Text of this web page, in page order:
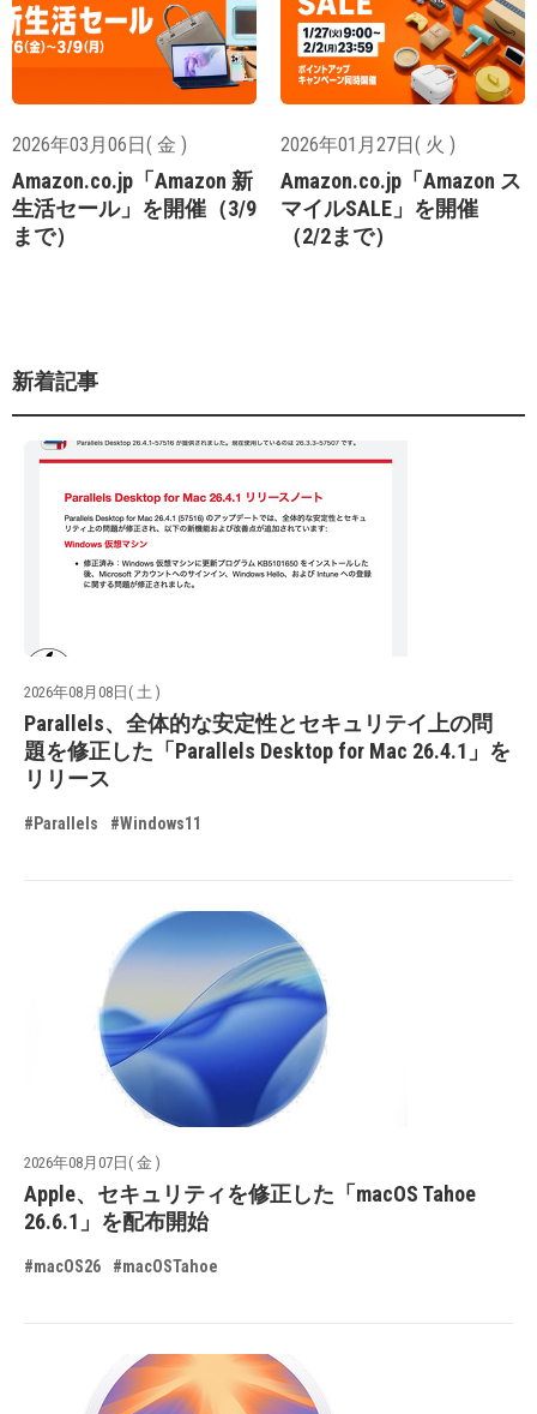
2026年03月06日( 金 )
Amazon.co.jp「Amazon 新
生活セール」を開催（3/9
まで）
2026年01月27日( 火 )
Amazon.co.jp「Amazon ス
マイルSALE」を開催
（2/2まで）
新着記事
2026年08月08日( 土 )
Parallels、全体的な安定性とセキュリテイ上の問
題を修正した「Parallels Desktop for Mac 26.4.1」を
リリース
#Parallels #Windows11
2026年08月07日( 金 )
Apple、セキュリティを修正した「macOS Tahoe
26.6.1」を配布開始
#macOS26 #macOSTahoe